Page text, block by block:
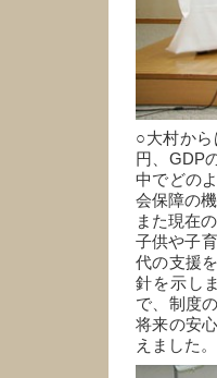
○大村から
円、GDP
中でどの
会保障の
また現在
子供や子
代の支援
針を示し
で、制度
将来の安
えました。